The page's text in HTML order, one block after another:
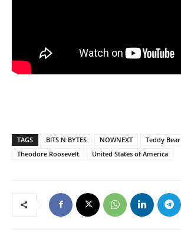
TAGS BITS N BYTES NOWNEXT
Teddy Bear
Theodore Roosevelt
United States of America